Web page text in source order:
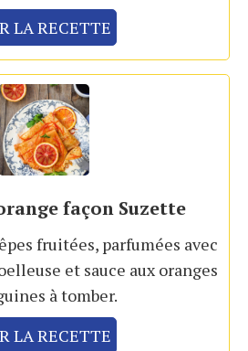
LA RECETTE
façon Suzette
fruitées, parfumées avec
et sauce aux oranges
à tomber.
LA RECETTE